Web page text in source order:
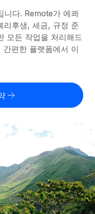
처리
을 확장
HR 및 급여 솔루션
급 소요 시간 확인
니다. Remote가 에콰
리후생, 세금, 규정 준
모든 작업을 처리해드
편한 플랫폼에서 이